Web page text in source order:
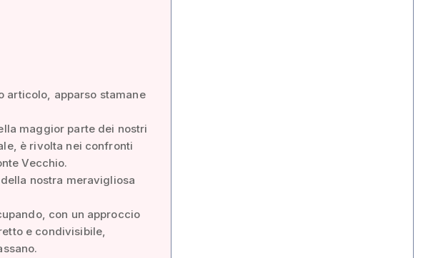
articolo, apparso stamane
maggior parte dei nostri
è rivolta nei confronti
Vecchio.
nostra meravigliosa
con un approccio
e condivisibile,